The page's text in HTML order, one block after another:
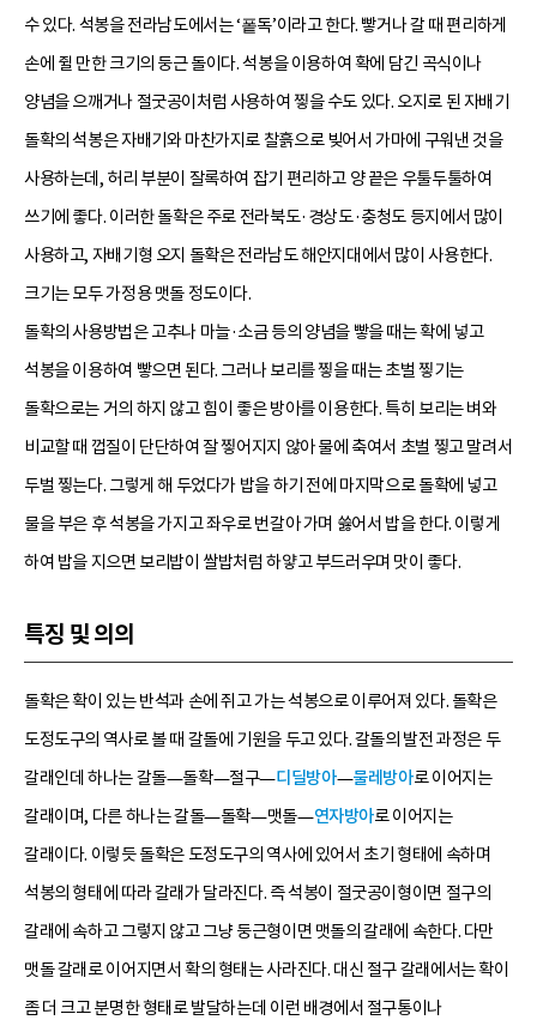
수 있다. 석봉을 전라남도에서는 ‘퐅독’이라고 한다. 빻거나 갈 때 편리하게
손에 쥘 만한 크기의 둥근 돌이다. 석봉을 이용하여 확에 담긴 곡식이나
양념을 으깨거나 절굿공이처럼 사용하여 찧을 수도 있다. 오지로 된 자배기
돌확의 석봉은 자배기와 마찬가지로 찰흙으로 빚어서 가마에 구워낸 것을
사용하는데, 허리 부분이 잘록하여 잡기 편리하고 양 끝은 우툴두툴하여
쓰기에 좋다. 이러한 돌확은 주로 전라북도·경상도·충청도 등지에서 많이
사용하고, 자배기형 오지 돌확은 전라남도 해안지대에서 많이 사용한다.
크기는 모두 가정용 맷돌 정도이다.
돌확의 사용방법은 고추나 마늘·소금 등의 양념을 빻을 때는 확에 넣고
석봉을 이용하여 빻으면 된다. 그러나 보리를 찧을 때는 초벌 찧기는
돌확으로는 거의 하지 않고 힘이 좋은 방아를 이용한다. 특히 보리는 벼와
비교할 때 껍질이 단단하여 잘 찧어지지 않아 물에 축여서 초벌 찧고 말려서
두벌 찧는다. 그렇게 해 두었다가 밥을 하기 전에 마지막으로 돌확에 넣고
물을 부은 후 석봉을 가지고 좌우로 번갈아 가며 쓿어서 밥을 한다. 이렇게
하여 밥을 지으면 보리밥이 쌀밥처럼 하얗고 부드러우며 맛이 좋다.
특징 및 의의
돌확은 확이 있는 반석과 손에 쥐고 가는 석봉으로 이루어져 있다. 돌확은
도정도구의 역사로 볼 때 갈돌에 기원을 두고 있다. 갈돌의 발전 과정은 두
갈래인데 하나는 갈돌—돌확—절구—디딜방아—물레방아로 이어지는
갈래이며, 다른 하나는 갈돌—돌확—맷돌—연자방아로 이어지는
갈래이다. 이렇듯 돌확은 도정도구의 역사에 있어서 초기 형태에 속하며
석봉의 형태에 따라 갈래가 달라진다. 즉 석봉이 절굿공이형이면 절구의
갈래에 속하고 그렇지 않고 그냥 둥근형이면 맷돌의 갈래에 속한다. 다만
맷돌 갈래로 이어지면서 확의 형태는 사라진다. 대신 절구 갈래에서는 확이
좀 더 크고 분명한 형태로 발달하는데 이런 배경에서 절구통이나